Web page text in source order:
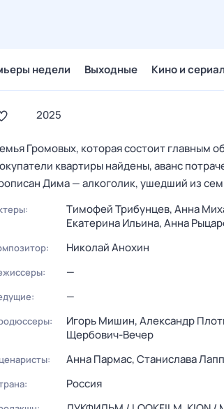
недели Выходные Кино и
2025
Громовых, которая состоит главным
квартиры найдены, аванс
Дима — алкоголик, ушедший из
Тимофей Трибунцев,Анна
Екатерина Ильина,Анна
Николай Анохин
—
—
Игорь Мишин,Александр
Щербович-Вечер
Анна Пармас,Станислава
Россия